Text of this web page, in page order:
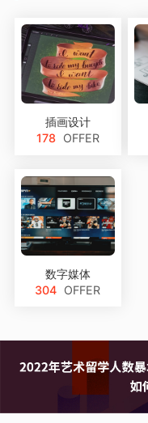
插画设计
178 OFFER
数字媒体
304 OFFER